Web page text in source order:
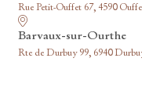
Rue Petit-Ouffet 67, 4590
Barvaux-sur-Ourthe
Rte de Durbuy 99, 6940